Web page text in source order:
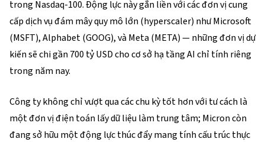
trong Nasdaq-100. Động lực này gắn liền với các đơn vị cung
cấp dịch vụ đám mây quy mô lớn (hyperscaler) như Microsoft
(MSFT), Alphabet (GOOG), và Meta (META) — những đơn vị dự
kiến sẽ chi gần 700 tỷ USD cho cơ sở hạ tầng AI chỉ tính riêng
trong năm nay.
Công ty không chỉ vượt qua các chu kỳ tốt hơn với tư cách là
một đơn vị điện toán lấy dữ liệu làm trung tâm; Micron còn
đang sở hữu một động lực thúc đẩy mang tính cấu trúc thực